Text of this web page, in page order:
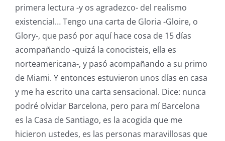
primera lectura -y os agradezco- del realismo
existencial… Tengo una carta de Gloria -Gloire, o
Glory-, que pasó por aquí hace cosa de 15 días
acompañando -quizá la conocisteis, ella es
norteamericana-, y pasó acompañando a su primo
de Miami. Y entonces estuvieron unos días en casa
y me ha escrito una carta sensacional. Dice: nunca
podré olvidar Barcelona, pero para mí Barcelona
es la Casa de Santiago, es la acogida que me
hicieron ustedes, es las personas maravillosas que